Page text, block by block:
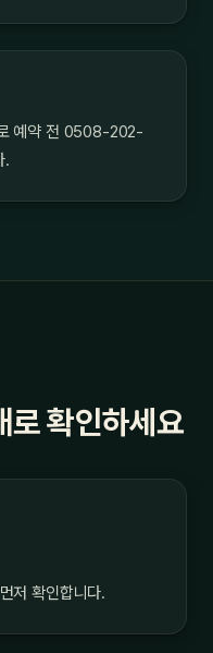
로 예약 전 0508-202-
.
로 확인하세요
저 확인합니다.